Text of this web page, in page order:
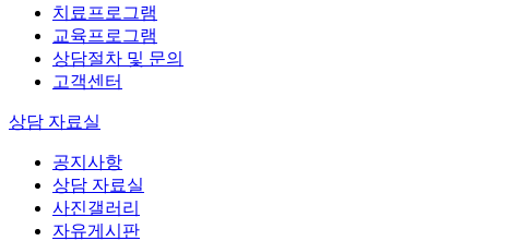
치료프로그램
교육프로그램
상담절차 및 문의
고객센터
상담 자료실
공지사항
상담 자료실
사진갤러리
자유게시판